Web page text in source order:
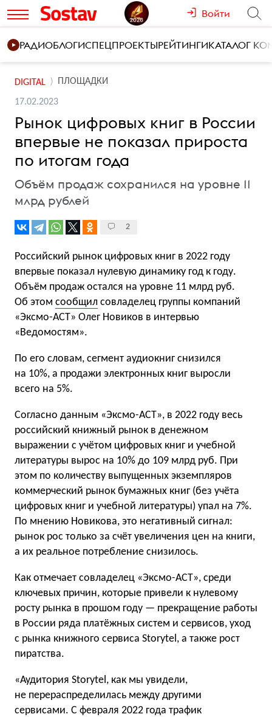
Войти
РАДИОБЛОГИСПЕЦПРОЕКТЫРЕЙТИНГИКАТАЛОГ
DIGITAL ПЛОЩАДКИ
17.02.2023
Рынок цифровых книг в России
впервые не показал прироста
по итогам года
Объём продаж сохранился на уровне 11
млрд рублей
2
Российский рынок цифровых книг в 2022 году
впервые показал нулевую динамику год к году.
Объём продаж остался на уровне 11 млрд руб.
Об этом сообщил совладелец группы компаний
«Эксмо-АСТ» Олег Новиков в интервью
«Ведомостям».
По его словам, сегмент аудиокниг снизился
на 10%, а продажи электронных книг выросли
всего на 5%.
Согласно данным «Эксмо-АСТ», в 2022 году весь
российский книжный рынок в денежном
выражении с учётом цифровых книг и учебной
литературы вырос на 10% до 109 млрд руб. При
этом по количеству выпущенных экземпляров
коммерческий рынок бумажных книг (без учёта
цифровых книг и учебной литературы) упал на 7%.
По мнению Новикова, это негативный сигнал:
рынок рос только за счёт увеличения цен на книги,
а их реальное потребление снизилось.
Как отмечает совладелец «Эксмо-АСТ», среди
ключевых причин, которые привели к нулевому
росту рынка в прошом году — прекращение работы
в России ряда платёжных систем и сервисов, уход
с рынка книжного сервиса Storytel, а также рост
пиратства.
«Аудитория Storytel, как мы увидели,
не перераспределилась между другими
сервисами. С февраля 2022 года трафик